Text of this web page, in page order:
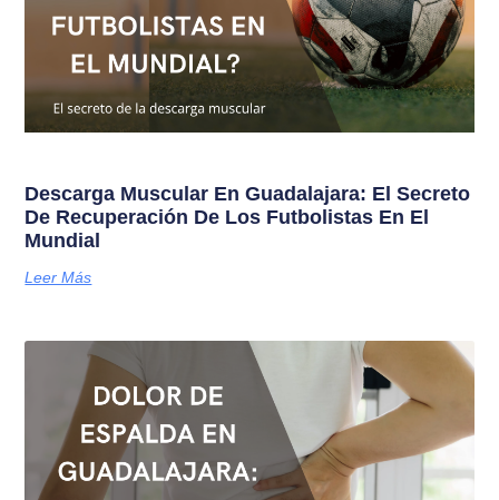
Descarga Muscular En Guadalajara: El Secreto
De Recuperación De Los Futbolistas En El
Mundial
Leer Más